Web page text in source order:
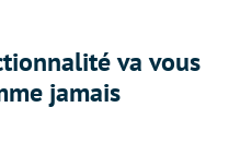
va vous
jamais